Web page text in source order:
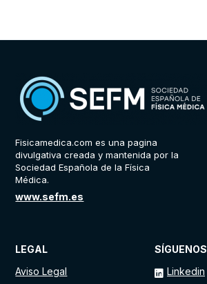
Fisicamedica.com es una pagina
divulgativa creada y mantenida por la
Sociedad Española de la Física
Médica.
www.sefm.es
SÍGUENOS
Linkedin
LEGAL
Aviso Legal